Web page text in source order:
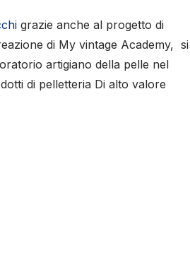
grazie anche al progetto di
di My vintage Academy, si
artigiano della pelle nel
di pelletteria Di alto valore